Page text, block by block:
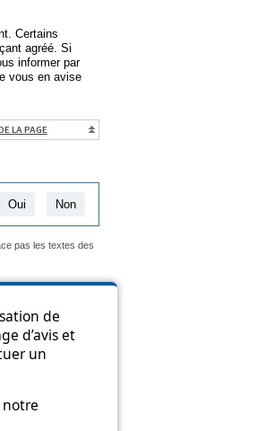
de
d’avis et
un
Certains
agréé. Si
informer par
vous en avise
LA PAGE
Oui Non
pas les textes des